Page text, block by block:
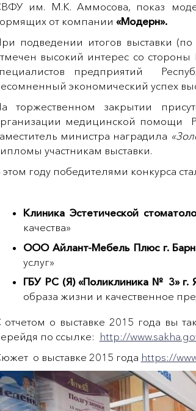
им. М.К. Аммосова, показ
от компании «Модерн».
подведении итогов выставки (по
высокий интерес со
предприятий
экономический успех
торжественном закрытии
медицинской помощи
министра наградила
участникам выставки.
этом году победителями конкурса
Клиника Эстетической
качества»
ООО Айлант-Мебель Плюс г.
услуг»
ГБУ РС (Я) «Поликлиника № 3» г.
образа жизни и качественное
отчетом о выставке 2015 года вы
по ссылке:
http://
о выставке 2015 года https://